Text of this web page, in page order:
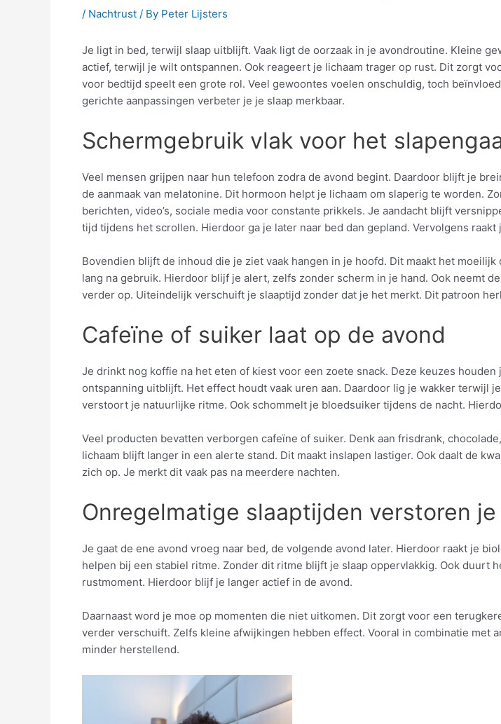
/ Nachtrust / By Peter Lijsters
Je ligt in bed, terwijl slaap uitblijft. Vaak ligt de oorzaak in je avondroutine. Kleine
actief, terwijl je wilt ontspannen. Ook reageert je lichaam trager op rust. Dit zorgt
voor bedtijd speelt een grote rol. Veel gewoontes voelen onschuldig, toch
gerichte aanpassingen verbeter je je slaap merkbaar.
Schermgebruik vlak voor het
Veel mensen grijpen naar hun telefoon zodra de avond begint. Daardoor blijft je
de aanmaak van melatonine. Dit hormoon helpt je lichaam om slaperig te worden.
berichten, video’s, sociale media voor constante prikkels. Je aandacht blijft
tijd tijdens het scrollen. Hierdoor ga je later naar bed dan gepland. Vervolgens raakt
Bovendien blijft de inhoud die je ziet vaak hangen in je hoofd. Dit maakt het
lang na gebruik. Hierdoor blijf je alert, zelfs zonder scherm in je hand. Ook neemt
verder op. Uiteindelijk verschuift je slaaptijd zonder dat je het merkt. Dit patroon
Cafeïne of suiker laat op de avond
Je drinkt nog koffie na het eten of kiest voor een zoete snack. Deze keuzes
ontspanning uitblijft. Het effect houdt vaak uren aan. Daardoor lig je wakker terwijl
verstoort je natuurlijke ritme. Ook schommelt je bloedsuiker tijdens de nacht.
Veel producten bevatten verborgen cafeïne of suiker. Denk aan frisdrank,
lichaam blijft langer in een alerte stand. Dit maakt inslapen lastiger. Ook daalt de
zich op. Je merkt dit vaak pas na meerdere nachten.
Onregelmatige slaaptijden verstoren
Je gaat de ene avond vroeg naar bed, de volgende avond later. Hierdoor raakt je
helpen bij een stabiel ritme. Zonder dit ritme blijft je slaap oppervlakkig. Ook duurt
rustmoment. Hierdoor blijf je langer actief in de avond.
Daarnaast word je moe op momenten die niet uitkomen. Dit zorgt voor een
verder verschuift. Zelfs kleine afwijkingen hebben effect. Vooral in combinatie met
minder herstellend.